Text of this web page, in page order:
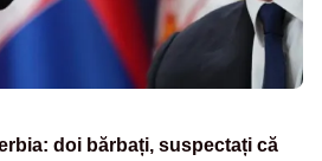
doi bărbați, suspectați că